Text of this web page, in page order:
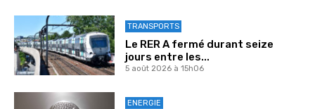
TRANSPORTS
Le RER A fermé durant seize
jours entre les...
5 août 2026 à 15h06
ENERGIE